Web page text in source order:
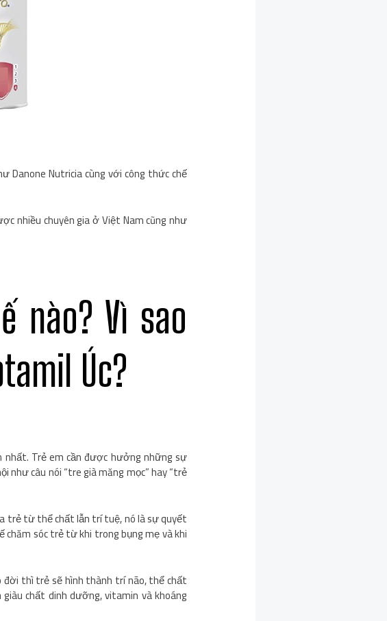
Nutricia cùng với công thức chế
nhiều chuyên gia ở Việt Nam cũng như
nào? Vì sao
Úc?
nhất. Trẻ em cần được hưởng những sự
câu nói “tre già măng mọc” hay “trẻ
trẻ từ thể chất lẫn trí tuệ, nó là sự quyết
sóc trẻ từ khi trong bụng mẹ và khi
đời thì trẻ sẽ hình thành trí não, thể chất
chất dinh dưỡng, vitamin và khoáng